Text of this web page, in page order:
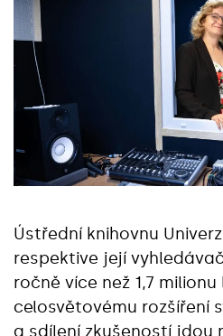
Ústřední knihovnu
respektive její
ročně více než 1,7 milionu
celosvětovému rozšíření
a sdílení zkušeností jdou